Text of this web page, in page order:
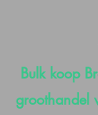
Bulk koop
groothandel